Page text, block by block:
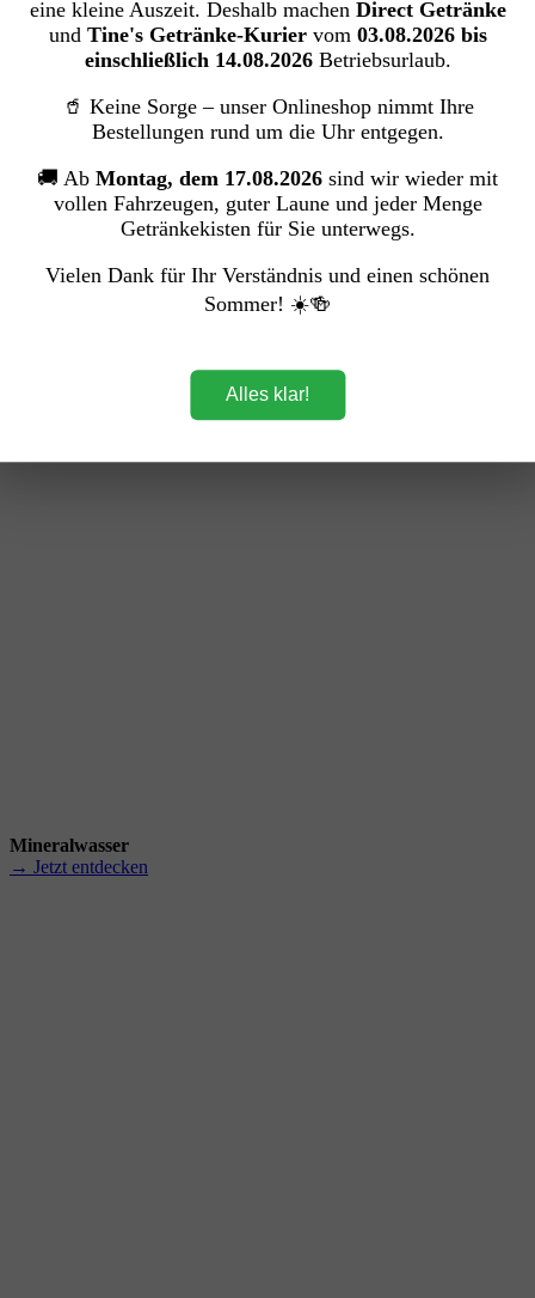
Mineralwasser
→ Jetzt entdecken
eine kleine Auszeit. Deshalb machen Direct Getränke
und Tine's Getränke-Kuriervom 03.08.2026 bis
einschließlich 14.08.2026Betriebsurlaub.
🥤 Keine Sorge – unser Onlineshop nimmt Ihre
Bestellungen rund um die Uhr entgegen.
🚚 Ab Montag, dem 17.08.2026 sind wir wieder mit
vollen Fahrzeugen, guter Laune und jeder Menge
Getränkekisten für Sie unterwegs.
Vielen Dank für Ihr Verständnis und einen schönen
Sommer! ☀️🍻
Alles klar!